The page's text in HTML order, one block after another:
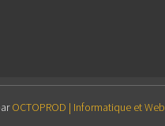
OCTOPROD | Informatique et Web